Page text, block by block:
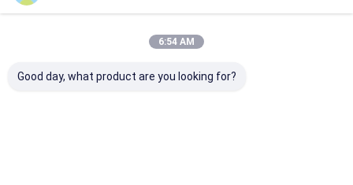
6:54 AM
Good day, what product are you looking for?